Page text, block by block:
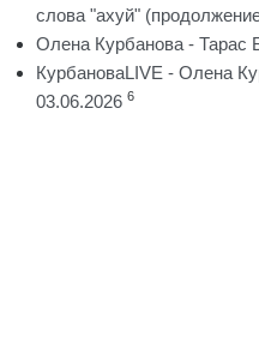
слова "ахуй"
Олена Курбанова - Тарас
КурбановаLIVE - Олена
03.06.2026 6